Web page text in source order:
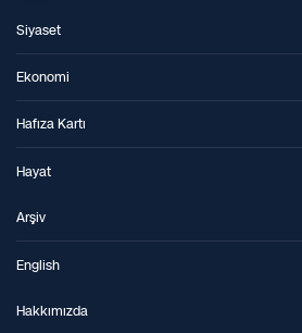
Siyaset
Ekonomi
Hafıza Kartı
Hayat
Arşiv
English
Hakkımızda